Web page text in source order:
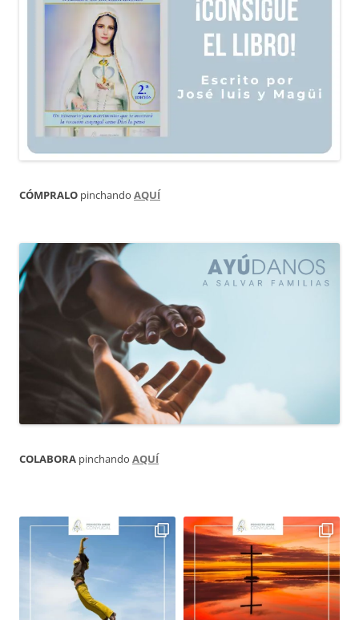
CÓMPRALO pinchando AQUÍ
COLABORA pinchando AQUÍ